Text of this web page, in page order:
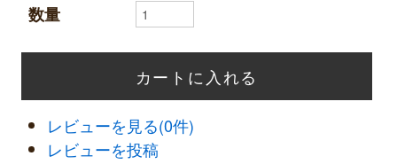
数量
レビューを見る(0件)
レビューを投稿